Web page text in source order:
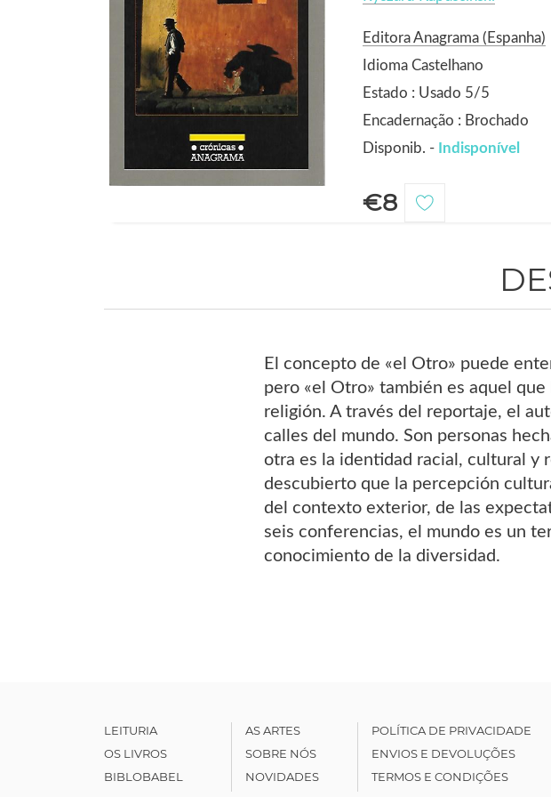
Editora Anagrama (Espanha)
Idioma Castelhano
Estado : Usado 5/5
Encadernação : Brochado
Disponib. - Indisponível
€8
El concepto de «el Otro» puede
pero «el Otro» también es aquel
religión. A través del reportaje, el
calles del mundo. Son personas
otra es la identidad racial, cultural y
descubierto que la percepción
del contexto exterior, de las
seis conferencias, el mundo es un
conocimiento de la diversidad.
LEITURIA
OS LIVROS
BIBLOBABEL
AS ARTES
SOBRE NÓS
NOVIDADES
POLÍTICA DE PRIVACIDADE
ENVIOS E DEVOLUÇÕES
TERMOS E CONDIÇÕES